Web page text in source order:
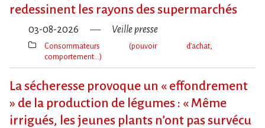
redessinent les rayons des supermarchés
03-08-2026 Veille presse
Thèmes(s)
Consommateurs (pouvoir d’achat,
comportement…)
La sécheresse provoque un « effondrement
» de la production de légumes : « Même
irrigués, les jeunes plants n’ont pas survécu